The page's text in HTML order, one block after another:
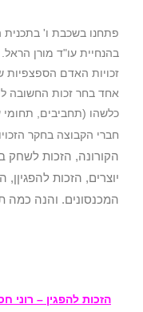
פתחנו בשכבת ו' בתכנית
בהנחיית עו"ד מורן
זכויות האדם הספצפיות
אחד בחר זכות החשובה
כלשהו (תחביבים, תחומי
חברי הקבוצה בחקר
הקורונה, הזכות לשחק
יוצרים, הזכות להפגיןן,
המכנסונים. והנה כמה
הזכות להפגין – רוני